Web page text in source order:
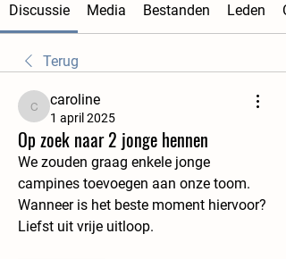
Discussie Media Bestanden Leden
Terug
caroline
caroline
1 april 2025
Op zoek naar 2 jonge hennen
We zouden graag enkele jonge
campines toevoegen aan onze toom.
Wanneer is het beste moment hiervoor?
Liefst uit vrije uitloop.